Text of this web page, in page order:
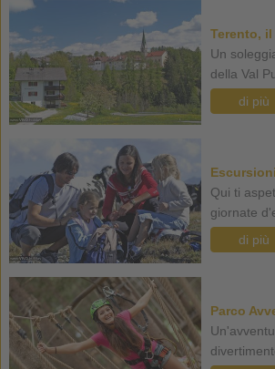
Terento,
Un
della Val
di più
Qui ti
giornate
di più
Parco